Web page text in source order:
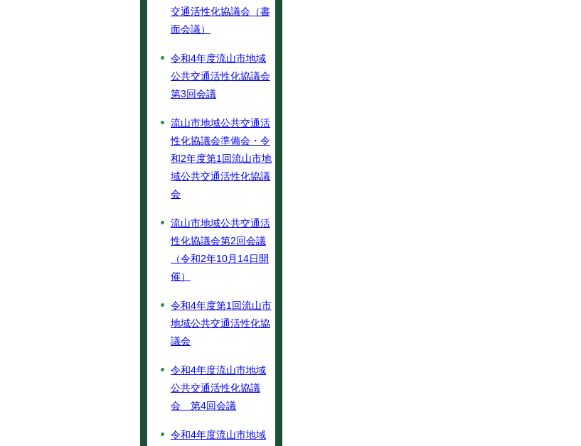
交通活性化協議会（書
面会議）
令和4年度流山市地域
公共交通活性化協議会
第3回会議
流山市地域公共交通活
性化協議会準備会・令
和2年度第1回流山市地
域公共交通活性化協議
会
流山市地域公共交通活
性化協議会第2回会議
（令和2年10月14日開
催）
令和4年度第1回流山市
地域公共交通活性化協
議会
令和4年度流山市地域
公共交通活性化協議
会 第4回会議
令和4年度流山市地域